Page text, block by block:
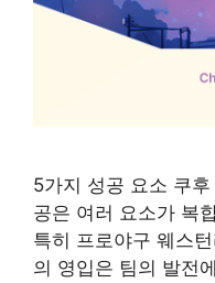
5가지 성공 요소 쿠
공은 여러 요소가 복
특히 프로야구 웨스
의 영입은 팀의 발전